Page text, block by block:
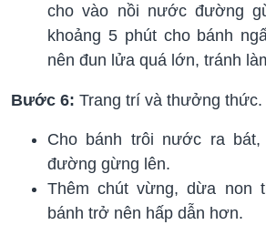
cho vào nồi nước đường
khoảng 5 phút cho bánh
nên đun lửa quá lớn, tránh
Bước 6: Trang trí và thưởng thức.
Cho bánh trôi nước ra
đường gừng lên.
Thêm chút vừng, dừa non
bánh trở nên hấp dẫn hơn.